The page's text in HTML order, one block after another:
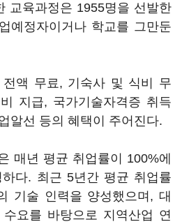
교육과정은 1955명을 선발한
예정자이거나 학교를 그만둔
전액 무료, 기숙사 및 식비 무
지급, 국가기술자격증 취득
알선 등의 혜택이 주어진다.
매년 평균 취업률이 100%에
다. 최근 5년간 평균 취업률
기술 인력을 양성했으며, 대
요를 바탕으로 지역산업 연